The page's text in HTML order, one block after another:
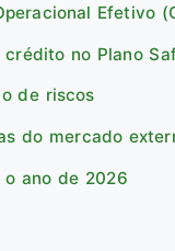
Efetivo
no Plano
de riscos
do mercado
ano de 2026